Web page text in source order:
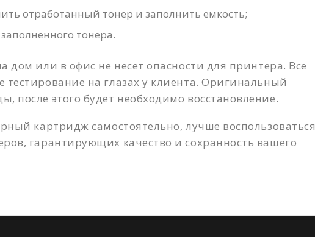
отработанный тонер и заполнить емкость;
тонера.
дом или в офис не несет опасности для принтера. Все
тестирование на глазах у клиента. Оригинальный
после этого будет необходимо восстановление.
картридж самостоятельно, лучше воспользоваться
гарантирующих качество и сохранность вашего